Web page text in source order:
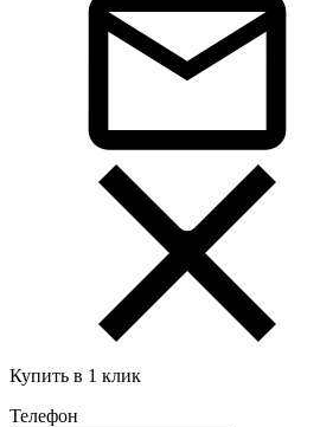
Купить в 1 клик
Телефон